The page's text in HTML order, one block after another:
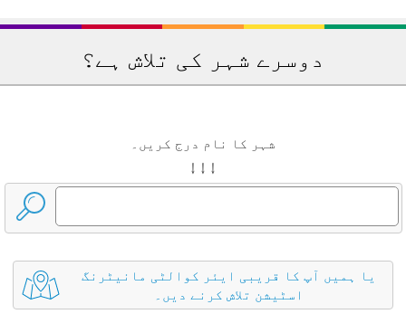
دوسرے شہر کی تلاش ہے؟
شہر کا نام درج کریں۔
↓ ↓ ↓
یا ہمیں آپ کا قریبی ایئر کوالٹی مانیٹرنگ
اسٹیشن تلاش کرنے دیں۔